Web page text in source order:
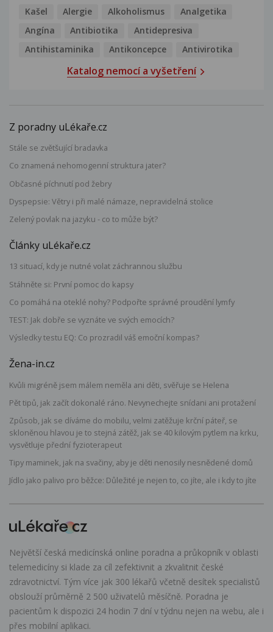
Kašel Alergie Alkoholismus
Analgetika
Angína
Antibiotika
Antidepresiva
Antihistaminika
Antikoncepce Antivirotika
Katalog nemocí a vyšetření
Z poradny uLékaře.cz
Stále se zvětšující bradavka
Co znamená nehomogenní struktura jater?
Občasné píchnutí pod žebry
Dyspepsie: Větry i při malé námaze, nepravidelná stolice
Zelený povlak na jazyku - co to může být?
Články uLékaře.cz
13 situací, kdy je nutné volat záchrannou službu
Stáhněte si: První pomoc do kapsy
Co pomáhá na oteklé nohy? Podpořte správné proudění lymfy
TEST: Jak dobře se vyznáte ve svých emocích?
Výsledky testu EQ: Co prozradil váš emoční kompas?
Žena-in.cz
Kvůli migréně jsem málem neměla ani děti, svěřuje se Helena
Pět tipů, jak začít dokonalé ráno. Nevynechejte snídani ani protažení
Způsob, jak se díváme do mobilu, velmi zatěžuje krční páteř, se
skloněnou hlavou je to stejná zátěž, jak se 40 kilovým pytlem na krku,
vysvětluje přední fyzioterapeut
Tipy maminek, jak na svačiny, aby je děti nenosily nesnědené domů
Jídlo jako palivo pro běžce: Důležité je nejen to, co jíte, ale i kdy to jíte
Největší česká medicínská online poradna a průkopník v oblasti
telemedicíny si klade za cíl zefektivnit a zkvalitnit české
zdravotnictví. Tým více jak 300 lékařů včetně desítek specialistů
obslouží průměrně 2 500 uživatelů měsíčně. Poradna je
pacientům k dispozici 24 hodin 7 dní v týdnu nejen na webu, ale i
přes mobilní aplikaci.